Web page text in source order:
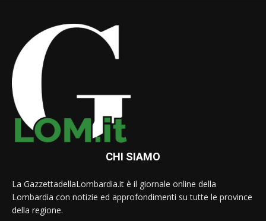
CHI SIAMO
La GazzettadellaLombardia.it è il giornale online della
Lombardia con notizie ed approfondimenti su tutte le province
della regione.